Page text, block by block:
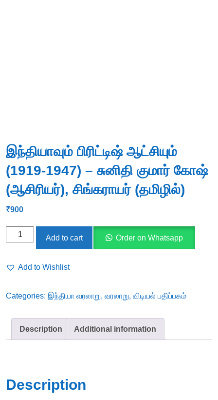
இந்தியாவும் பிரிட்டிஷ் ஆட்சியும்
(1919-1947) – சுனிதி குமார் கோஷ்
(ஆசிரியர்), சிங்கராயர் (தமிழில்)
₹900
இந்தியாவும்
(1919-
-
குமார்
கோஷ்
quantity
Add to cart Order on Whatsapp
Add to Wishlist
Categories: இந்தியா வரலாறு, வரலாறு, விடியல் பதிப்பகம்
Description Additional information
Description